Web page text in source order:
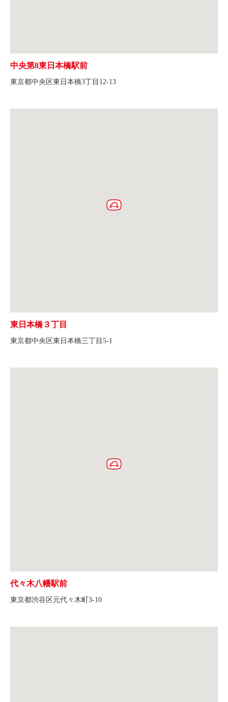
中央第8東日本橋駅前
東京都中央区東日本橋3丁目12-13
東日本橋３丁目
東京都中央区東日本橋三丁目5-1
代々木八幡駅前
東京都渋谷区元代々木町3-10